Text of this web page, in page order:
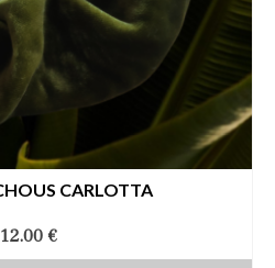
CARLOTTA
12.00 €